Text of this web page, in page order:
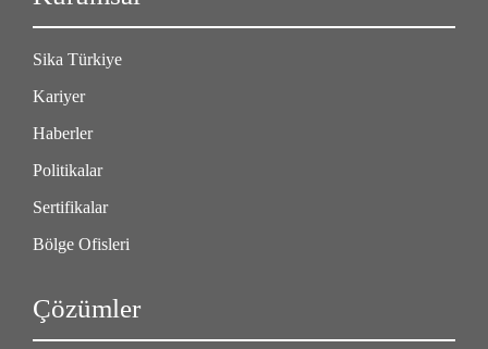
Sika Türkiye
Kariyer
Haberler
Politikalar
Sertifikalar
Bölge Ofisleri
Çözümler